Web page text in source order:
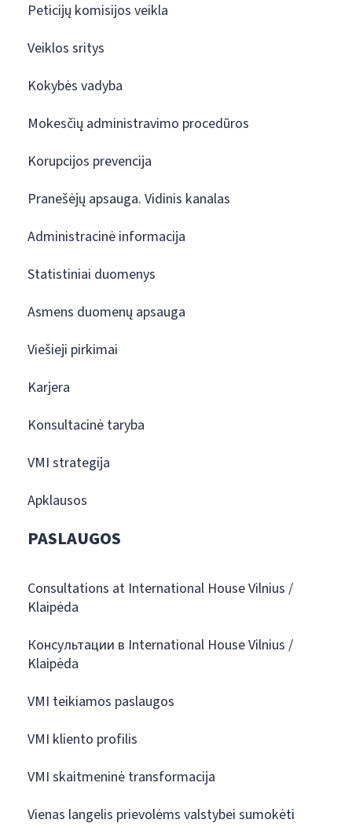
Peticijų komisijos veikla
Veiklos sritys
Kokybės vadyba
Mokesčių administravimo procedūros
Korupcijos prevencija
Pranešėjų apsauga. Vidinis kanalas
Administracinė informacija
Statistiniai duomenys
Asmens duomenų apsauga
Viešieji pirkimai
Karjera
Konsultacinė taryba
VMI strategija
Apklausos
PASLAUGOS
Consultations at International House Vilnius /
Klaipėda
Консультации в International House Vilnius /
Klaipėda
VMI teikiamos paslaugos
VMI kliento profilis
VMI skaitmeninė transformacija
Vienas langelis prievolėms valstybei sumokėti